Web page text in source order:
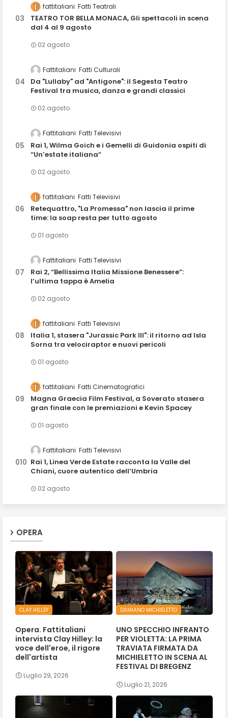
fattitaliani Fatti Teatrali
TEATRO TOR BELLA MONACA, Gli spettacoli in scena
dal 4 al 9 agosto
02 agosto
Fattitaliani Fatti Culturali
Da "Lullaby" ad "Antigone": il Segesta Teatro
Festival tra musica, danza e grandi classici
02 agosto
Fattitaliani Fatti Televisivi
Rai 1, Wilma Goich e i Gemelli di Guidonia ospiti di
“Un’estate italiana”
02 agosto
fattitaliani Fatti Televisivi
Retequattro, "La Promessa" non lascia il prime
time: la soap resta per tutto agosto
01 agosto
Fattitaliani Fatti Televisivi
Rai 2, “Bellissima Italia Missione Benessere”:
l’ultima tappa è Amelia
02 agosto
fattitaliani Fatti Televisivi
Italia 1, stasera "Jurassic Park III": il ritorno ad Isla
Sorna tra velociraptor e nuovi pericoli
01 agosto
fattitaliani Fatti Cinematografici
Magna Graecia Film Festival, a Soverato stasera
gran finale con le premiazioni e Kevin Spacey
01 agosto
Fattitaliani Fatti Televisivi
Rai 1, Linea Verde Estate racconta la Valle del
Chiani, cuore autentico dell’Umbria
02 agosto
OPERA
CLAY HILLEY
Opera. Fattitaliani
intervista Clay Hilley: la
voce dell'eroe, il rigore
dell'artista
Luglio 29, 2026
DAMIANO MICHIELETTO
UNO SPECCHIO INFRANTO
PER VIOLETTA: LA PRIMA
TRAVIATA FIRMATA DA
MICHIELETTO IN SCENA AL
FESTIVAL DI BREGENZ
Luglio 21, 2026